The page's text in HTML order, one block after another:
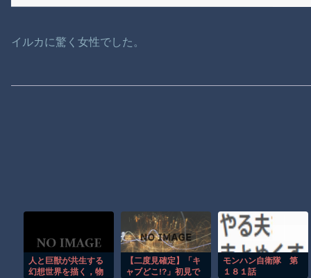
イルカに驚く女性でした。
人と巨獣が共生する
幻想世界を描く，物
【二度見確定】「キ
ャブどこ!?」初見で
モンハン自衛隊 第
１８１話